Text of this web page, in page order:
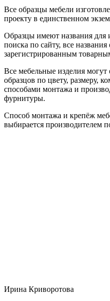
Все образцы мебели
проекту в единственном
Образцы имеют названия для
поиска по сайту, все
зарегистрированным
Все мебельные изделия могут
образцов по цвету, размеру,
способами монтажа и
фурнитуры.
Способ монтажа и крепёж
выбирается производителем
Ирина Криворотова